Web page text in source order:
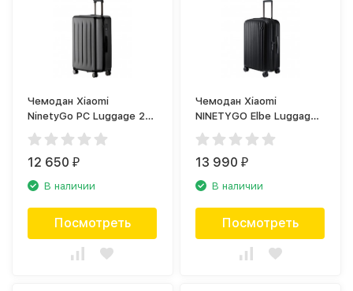
Чемодан Xiaomi
NinetyGo PC Luggage 28,
чёрный
12 650₽
В наличии
Посмотреть
Чемодан Xiaomi
NINETYGO Elbe Luggage
28 чёрный
13 990₽
В наличии
Посмотреть